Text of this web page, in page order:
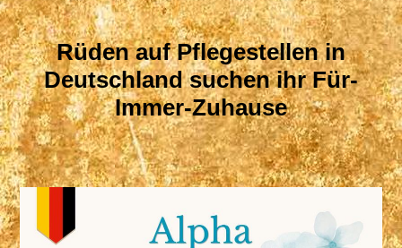
Rüden auf Pflegestellen in
Deutschland suchen ihr Für-
Immer-Zuhause